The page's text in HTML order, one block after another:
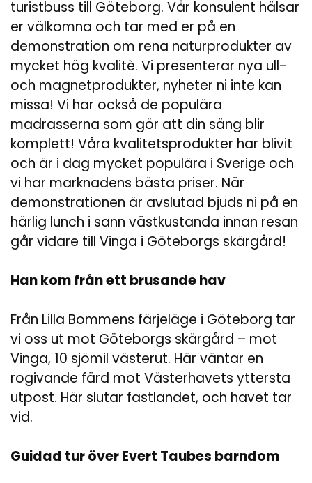
turistbuss till Göteborg. Vår konsulent hälsar
er välkomna och tar med er på en
demonstration om rena naturprodukter av
mycket hög kvalitè. Vi presenterar nya ull-
och magnetprodukter, nyheter ni inte kan
missa! Vi har också de populära
madrasserna som gör att din säng blir
komplett! Våra kvalitetsprodukter har blivit
och är i dag mycket populära i Sverige och
vi har marknadens bästa priser. När
demonstrationen är avslutad bjuds ni på en
härlig lunch i sann västkustanda innan resan
går vidare till Vinga i Göteborgs skärgård!
Han kom från ett brusande hav
Från Lilla Bommens färjeläge i Göteborg tar
vi oss ut mot Göteborgs skärgård – mot
Vinga, 10 sjömil västerut. Här väntar en
rogivande färd mot Västerhavets yttersta
utpost. Här slutar fastlandet, och havet tar
vid.
Guidad tur över Evert Taubes barndom